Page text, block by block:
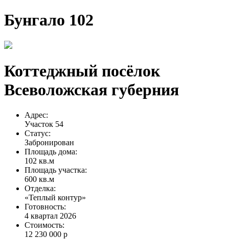
Бунгало 102
Коттеджный посёлок
Всеволожская губерния
Адрес:
Участок 54
Статус:
Забронирован
Площадь дома:
102 кв.м
Площадь участка:
600 кв.м
Отделка:
«Теплый контур»
Готовность:
4 квартал 2026
Стоимость:
12 230 000 р